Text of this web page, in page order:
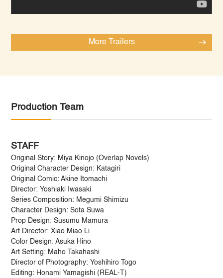
More Trailers
Production Team
STAFF
Original Story: Miya Kinojo (Overlap Novels)
Original Character Design: Katagiri
Original Comic: Akine Itomachi
Director: Yoshiaki Iwasaki
Series Composition: Megumi Shimizu
Character Design: Sota Suwa
Prop Design: Susumu Mamura
Art Director: Xiao Miao Li
Color Design: Asuka Hino
Art Setting: Maho Takahashi
Director of Photography: Yoshihiro Togo
Editing: Honami Yamagishi (REAL-T)